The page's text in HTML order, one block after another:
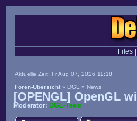
Files|
Aktuelle Zeit: Fr Aug 07, 2026 11:18
Foren-Übersicht » DGL » News
[OPENGL] OpenGL
Moderator: DGL-Team